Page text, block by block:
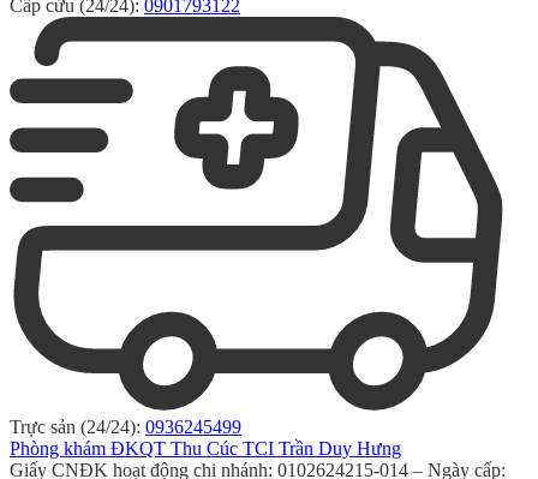
Cấp cứu (24/24): 0901793122
Trực sản (24/24): 0936245499
Phòng khám ĐKQT Thu Cúc TCI Trần Duy Hưng
Giấy CNĐK hoạt động chi nhánh: 0102624215-014 – Ngày cấp: